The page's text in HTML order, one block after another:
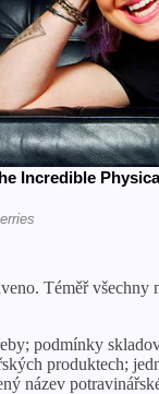
Téměř
podmínky
produktech;
název